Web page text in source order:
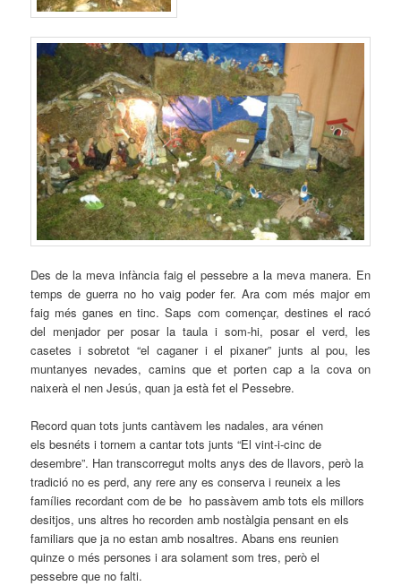
Des de la meva infància faig el pessebre a la meva manera. En
temps de guerra no ho vaig poder fer. Ara com més major em
faig més ganes en tinc. Saps com començar, destines el racó
del menjador per posar la taula i som-hi, posar el verd, les
casetes i sobretot “el caganer i el pixaner” junts al pou, les
muntanyes nevades, camins que et porten cap a la cova on
naixerà el nen Jesús, quan ja està fet el Pessebre.
Record quan tots junts cantàvem les nadales, ara vénen
els besnéts i tornem a cantar tots junts “El vint-i-cinc de
desembre”. Han transcorregut molts anys des de llavors, però la
tradició no es perd, any rere any es conserva i reuneix a les
famílies recordant com de be ho passàvem amb tots els millors
desitjos, uns altres ho recorden amb nostàlgia pensant en els
familiars que ja no estan amb nosaltres. Abans ens reunien
quinze o més persones i ara solament som tres, però el
pessebre que no falti.